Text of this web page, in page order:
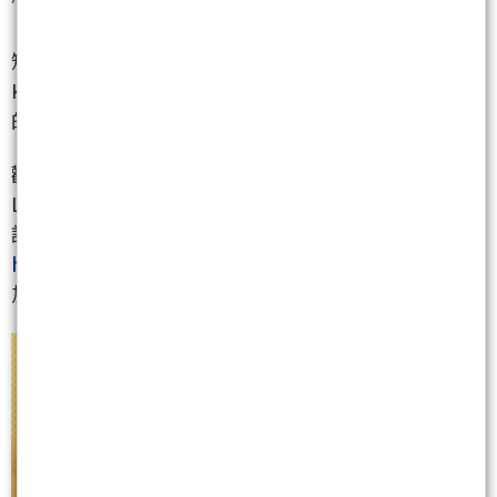
短線可留意漢唐
KY
的拉回買點！
歡迎加入【非凡贏家】LINE@好友
LINE ID: @good58899
請透過以下連結將我們加入好友
https://lin.ee/TiGX9qQ
加入後可在留言版上詢問個股或入會問題！